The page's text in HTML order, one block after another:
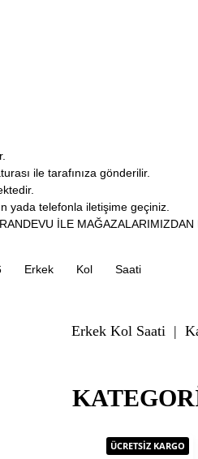
ile tarafınıza gönderilir.
yada telefonla iletişime geçiniz.
İLE MAĞAZALARIMIZDAN
Erkek Kol Saati
Erkek Kol Saati |
ÜCRETSİZ KARGO